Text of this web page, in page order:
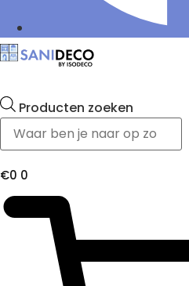
Producten zoeken
€0 0